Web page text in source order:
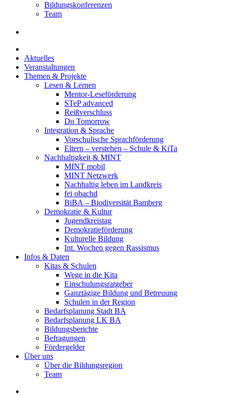
Bildungskonferenzen
Team
Aktuelles
Veranstaltungen
Themen & Projekte
Lesen & Lernen
Mentor-Leseförderung
STeP advanced
Reißverschluss
Do Tomorrow
Integration & Sprache
Vorschulische Sprachförderung
Eltern – verstehen – Schule & KiTa
Nachhaltigkeit & MINT
MINT mobil
MINT Netzwerk
Nachhaltig leben im Landkreis
fei obachd
BiBA – Biodiversität Bamberg
Demokratie & Kultur
Jugendkreistag
Demokratieförderung
Kulturelle Bildung
Int. Wochen gegen Rassismus
Infos & Daten
Kitas & Schulen
Wege in die Kita
Einschulungsratgeber
Ganztägige Bildung und Betreuung
Schulen in der Region
Bedarfsplanung Stadt BA
Bedarfsplanung LK BA
Bildungsberichte
Befragungen
Förder­gelder
Über uns
Über die Bildungsregion
Team